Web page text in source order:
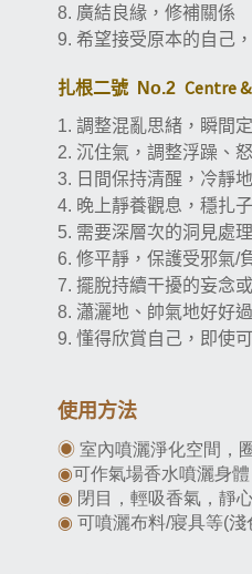
8. 廣結良緣，修補關係
9. 希望接受原本的自己
扎根二號 No.2 Centre
1. 調整混亂思緒，瞬間
2. 沉住氣，調整浮躁、
3. 日間保持清醒，冷靜
4. 晚上靜養觀息，穩扎
5. 需要深層次的洞見處
6. 修平靜，保護受邪氣/
7. 擺脫持續干擾的妄念
8. 瀟灑地、帥氣地好好
9. 懂得欣賞自己，即使
使用方法
◉ 室內噴灑淨化空間，
◉可作氣場香水噴灑身
◉ 閉目，輕吸香氣，靜
◉ 可噴灑布料/寢具等(淺